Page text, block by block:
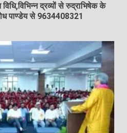
द्रव्यों से रुद्राभिषेक के
पाण्डेय से 9634408321